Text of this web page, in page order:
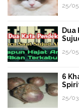
25/
25/
6
25/